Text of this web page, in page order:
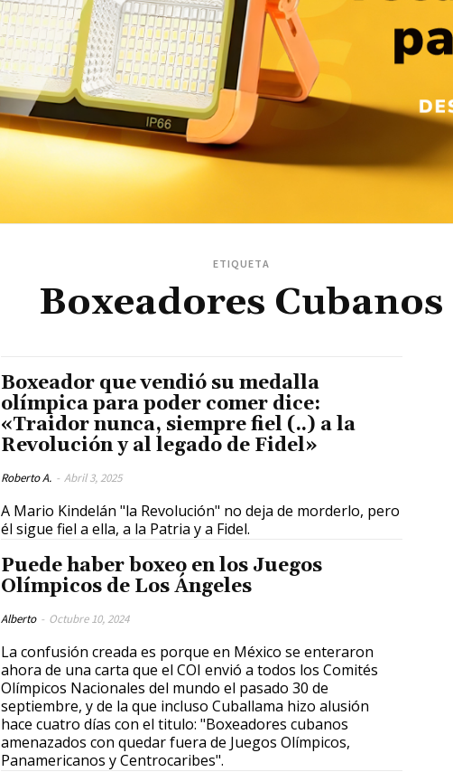
ETIQUETA
Boxeadores Cubanos
Boxeador que vendió su medalla
olímpica para poder comer dice:
«Traidor nunca, siempre fiel (..) a la
Revolución y al legado de Fidel»
Roberto A. - Abril 3, 2025
A Mario Kindelán "la Revolución" no deja de morderlo, pero
él sigue fiel a ella, a la Patria y a Fidel.
Puede haber boxeo en los Juegos
Olímpicos de Los Ángeles
Alberto - Octubre 10, 2024
La confusión creada es porque en México se enteraron
ahora de una carta que el COI envió a todos los Comités
Olímpicos Nacionales del mundo el pasado 30 de
septiembre, y de la que incluso Cuballama hizo alusión
hace cuatro días con el titulo: "Boxeadores cubanos
amenazados con quedar fuera de Juegos Olímpicos,
Panamericanos y Centrocaribes".